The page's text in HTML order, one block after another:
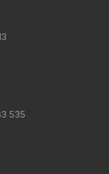
535